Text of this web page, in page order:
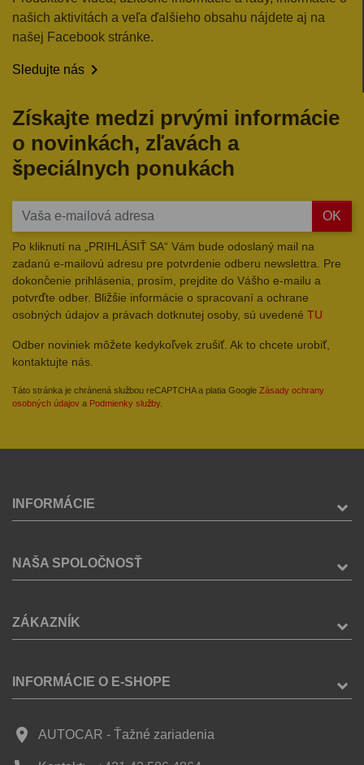
našich aktivitách a veľa ďalšieho obsahu nájdete aj na
našej Facebook stránke.
Sledujte nás 
Získajte medzi prvými informácie
o novinkách, zľavách a
špeciálnych ponukách
OK
Po kliknutí na „PRIHLÁSIŤ SA“ Vám bude odoslaný mail na
zadanú e-mailovú adresu pre potvrdenie odberu newslettra. Pre
dokončenie prihlásenia, prosím, prejdite do Vášho e-mailu a
potvrďte odber. Bližšie informácie o spracovaní a ochrane
osobných údajov a právach dotknutej osoby, sú uvedené TU
Odber noviniek môžete kedykoľvek zrušiť. Ak to chcete urobiť,
kontaktujte nás.
Táto stránka je chránená službou reCAPTCHA a platia Google Zásady ochrany
osobných údajov a Podmienky služby.
INFORMÁCIE
NAŠA SPOLOČNOSŤ
ZÁKAZNÍK
INFORMÁCIE O E-SHOPE
place AUTOCAR - Ťažné zariadenia